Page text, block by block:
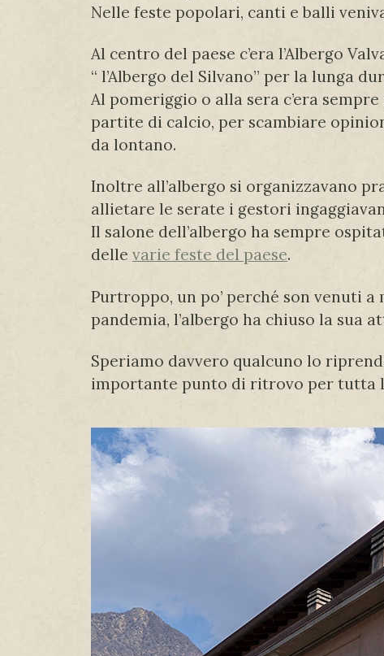
Nelle feste popolari, canti e balli
Al centro del paese c’era l’Albergo
“ l’Albergo del Silvano” per la lunga
Al pomeriggio o alla sera c’era
partite di calcio, per scambiare
da lontano.
Inoltre all’albergo si organizzavano
allietare le serate i gestori
Il salone dell’albergo ha sempre
delle varie feste del paese.
Purtroppo, un po’ perché son venuti
pandemia, l’albergo ha chiuso la sua
Speriamo davvero qualcuno lo
importante punto di ritrovo per tutta